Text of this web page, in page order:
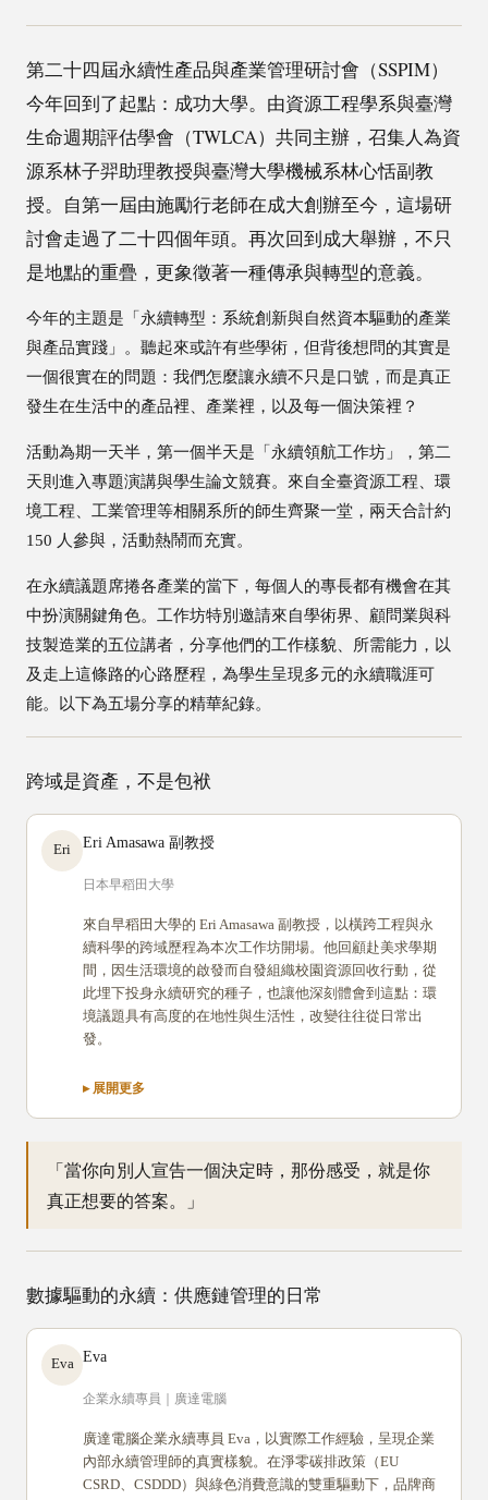
第二十四屆永續性產品與產業管理研討會（SSPIM）
今年回到了起點：成功大學。由資源工程學系與臺灣
生命週期評估學會（TWLCA）共同主辦，召集人為資
源系林子羿助理教授與臺灣大學機械系林心恬副教
授。自第一屆由施勵行老師在成大創辦至今，這場研
討會走過了二十四個年頭。再次回到成大舉辦，不只
是地點的重疊，更象徵著一種傳承與轉型的意義。
今年的主題是「永續轉型：系統創新與自然資本驅動的產業
與產品實踐」。聽起來或許有些學術，但背後想問的其實是
一個很實在的問題：我們怎麼讓永續不只是口號，而是真正
發生在生活中的產品裡、產業裡，以及每一個決策裡？
活動為期一天半，第一個半天是「永續領航工作坊」，第二
天則進入專題演講與學生論文競賽。來自全臺資源工程、環
境工程、工業管理等相關系所的師生齊聚一堂，兩天合計約
150 人參與，活動熱鬧而充實。
在永續議題席捲各產業的當下，每個人的專長都有機會在其
中扮演關鍵角色。工作坊特別邀請來自學術界、顧問業與科
技製造業的五位講者，分享他們的工作樣貌、所需能力，以
及走上這條路的心路歷程，為學生呈現多元的永續職涯可
能。以下為五場分享的精華紀錄。
跨域是資產，不是包袱
Eri Eri Amasawa 副教授
日本早稻田大學
來自早稻田大學的 Eri Amasawa 副教授，以橫跨工程與永
續科學的跨域歷程為本次工作坊開場。他回顧赴美求學期
間，因生活環境的啟發而自發組織校園資源回收行動，從
此埋下投身永續研究的種子，也讓他深刻體會到這點：環
境議題具有高度的在地性與生活性，改變往往從日常出
發。
「當你向別人宣告一個決定時，那份感受，就是你
真正想要的答案。」
數據驅動的永續：供應鏈管理的日常
Eva Eva
企業永續專員｜廣達電腦
廣達電腦企業永續專員 Eva，以實際工作經驗，呈現企業
內部永續管理師的真實樣貌。在淨零碳排政策（EU
CSRD、CSDDD）與綠色消費意識的雙重驅動下，品牌商